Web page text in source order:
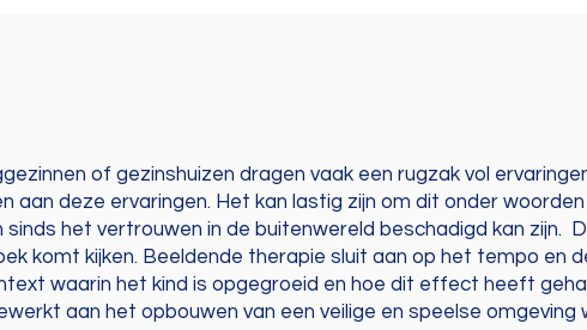
of gezinshuizen dragen vaak een rugzak vol
aan deze ervaringen. Het kan lastig zijn om dit onder
het vertrouwen in de buitenwereld beschadigd kan zijn.
komt kijken. Beeldende therapie sluit aan op het tempo en
waarin het kind is opgegroeid en hoe dit effect heeft
aan het opbouwen van een veilige en speelse omgeving